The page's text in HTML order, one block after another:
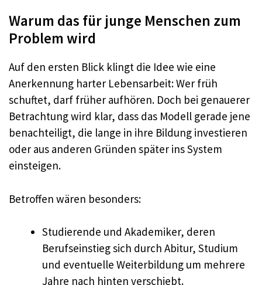
Warum das für junge Menschen zum
Problem wird
Auf den ersten Blick klingt die Idee wie eine
Anerkennung harter Lebensarbeit: Wer früh
schuftet, darf früher aufhören. Doch bei genauerer
Betrachtung wird klar, dass das Modell gerade jene
benachteiligt, die lange in ihre Bildung investieren
oder aus anderen Gründen später ins System
einsteigen.
Betroffen wären besonders:
Studierende und Akademiker, deren
Berufseinstieg sich durch Abitur, Studium
und eventuelle Weiterbildung um mehrere
Jahre nach hinten verschiebt.